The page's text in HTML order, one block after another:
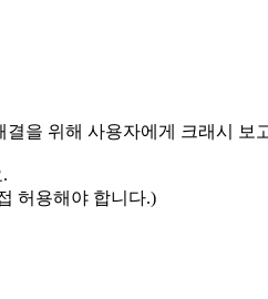
을 위해 사용자에게 크래시 보
허용해야 합니다.)